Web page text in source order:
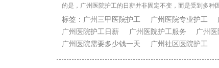
的是，广州医院护工的日薪并非固定不变，而是受到多种
标签： 广州三甲医院护工 广州医院专业护工
广州医院护工日薪
广州医院护工服务 广州
广州医院需要多少钱一天
广州社区医院护工